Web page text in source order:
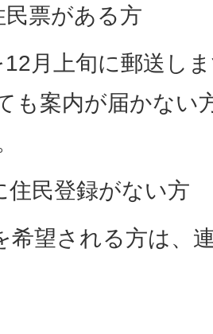
票がある方
上旬に郵送しま
も案内が届かない
民登録がない方
される方は、連